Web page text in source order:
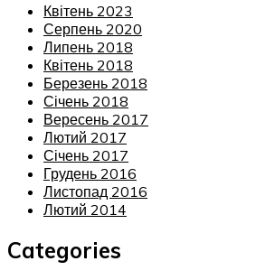
Квітень 2023
Серпень 2020
Липень 2018
Квітень 2018
Березень 2018
Січень 2018
Вересень 2017
Лютий 2017
Січень 2017
Грудень 2016
Листопад 2016
Лютий 2014
Categories